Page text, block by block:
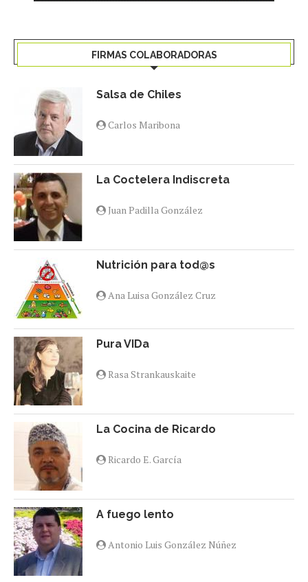
FIRMAS COLABORADORAS
Salsa de Chiles
Carlos Maribona
La Coctelera Indiscreta
Juan Padilla González
Nutrición para tod@s
Ana Luisa González Cruz
Pura VIDa
Rasa Strankauskaite
La Cocina de Ricardo
Ricardo E. García
A fuego lento
Antonio Luis González Núñez